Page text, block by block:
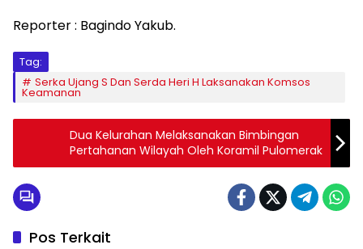
Reporter : Bagindo Yakub.
Tag:
Serka Ujang S Dan Serda Heri H Laksanakan Komsos
Keamanan
Dua Kelurahan Melaksanakan Bimbingan
Pertahanan Wilayah Oleh Koramil Pulomerak
Pos Terkait